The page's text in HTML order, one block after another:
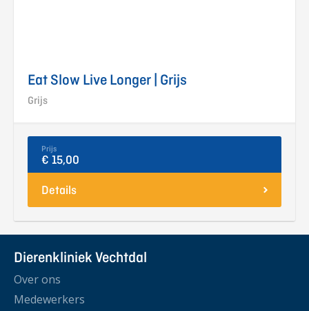
Eat Slow Live Longer | Grijs
Grijs
Prijs
€ 15,00
Details
Dierenkliniek Vechtdal
Over ons
Medewerkers